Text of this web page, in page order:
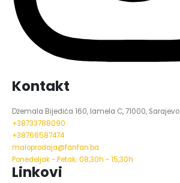
Kontakt
Džemala Bijedića 160, lamela C, 71000, Sarajevo
+38733788090
+38766587474
maloprodaja@fanfan.ba
Ponedeljak - Petak; 08,30h - 15,30h
Linkovi